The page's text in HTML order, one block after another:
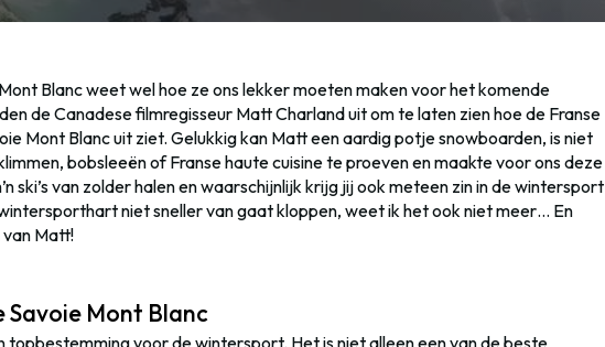
Blanc weet wel hoe ze ons lekker moeten maken voor het komende
de Canadese filmregisseur Matt Charland uit om te laten zien hoe de Franse
Mont Blanc uit ziet. Gelukkig kan Matt een aardig potje snowboarden, is niet
bobsleeën of Franse haute cuisine te proeven en maakte voor ons deze
ski’s van zolder halen en waarschijnlijk krijg jij ook meteen zin in de wintersport
niet sneller van gaat kloppen, weet ik het ook niet meer… En
Matt!
Mont Blanc
topbestemming voor de wintersport. Het is niet alleen een van de beste